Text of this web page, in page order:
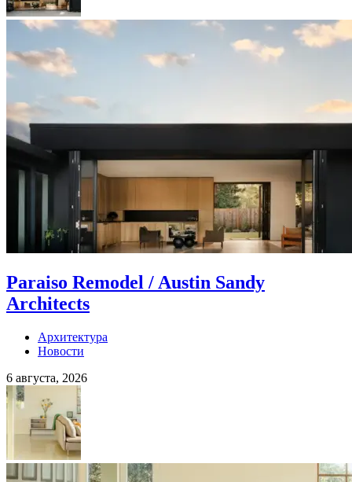
Paraiso Remodel / Austin Sandy
Architects
Архитектура
Новости
6 августа, 2026